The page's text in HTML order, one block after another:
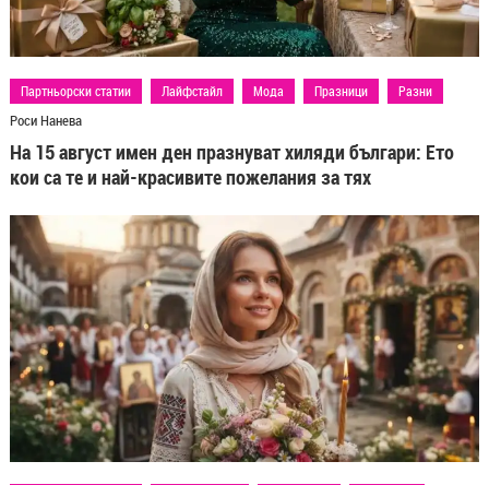
Партньорски статии Лайфстайл Мода Празници Разни
Роси Нанева
На 15 август имен ден празнуват хиляди българи: Ето
кои са те и най-красивите пожелания за тях